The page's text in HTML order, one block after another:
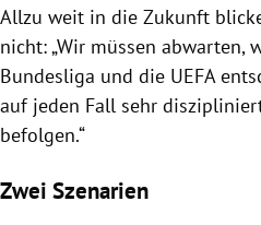
Allzu weit in die Zukunft
nicht: „Wir müssen abwarten,
Bundesliga und die UEFA
auf jeden Fall sehr
befolgen.“
Zwei Szenarien